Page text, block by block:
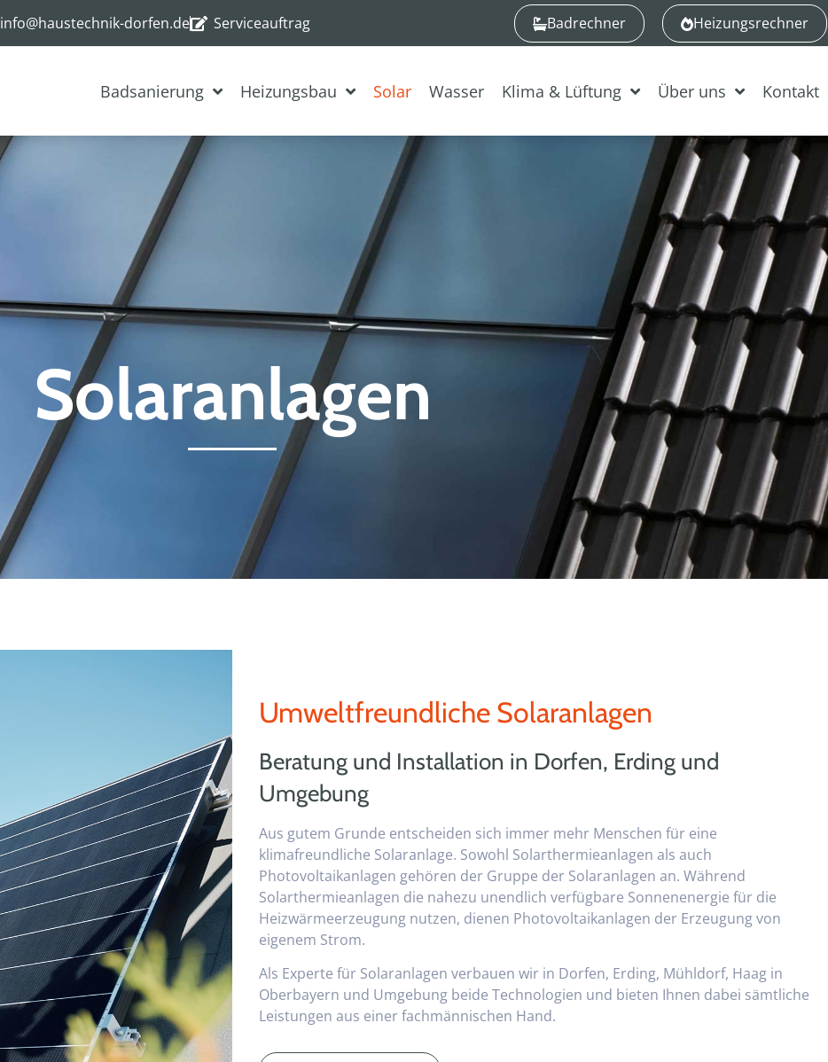
info@haustechnik-dorfen.de Serviceauftrag Badrechner Heizungsrechner
Badsanierung Heizungsbau Solar Wasser Klima & Lüftung Über uns Kontakt
Solaranlagen
Umweltfreundliche Solaranlagen
Beratung und Installation in Dorfen, Erding und
Umgebung
Aus gutem Grunde entscheiden sich immer mehr Menschen für eine
klimafreundliche Solaranlage. Sowohl Solarthermieanlagen als auch
Photovoltaikanlagen gehören der Gruppe der Solaranlagen an. Während
Solarthermieanlagen die nahezu unendlich verfügbare Sonnenenergie für die
Heizwärmeerzeugung nutzen, dienen Photovoltaikanlagen der Erzeugung von
eigenem Strom.
Als Experte für Solaranlagen verbauen wir in Dorfen, Erding, Mühldorf, Haag in
Oberbayern und Umgebung beide Technologien und bieten Ihnen dabei sämtliche
Leistungen aus einer fachmännischen Hand.